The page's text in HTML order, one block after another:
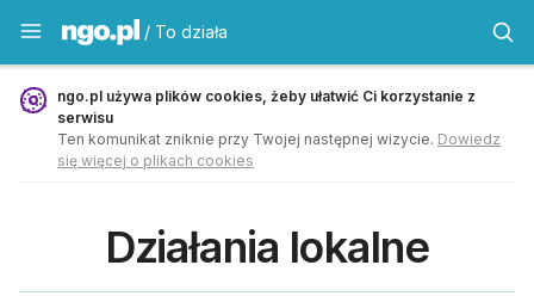
To działa - ngo.pl
/ To działa
ngo.pl używa plików cookies, żeby ułatwić Ci korzystanie z
serwisu
Ten komunikat zniknie przy Twojej następnej wizycie. Dowiedz
się więcej o plikach cookies
Działania lokalne